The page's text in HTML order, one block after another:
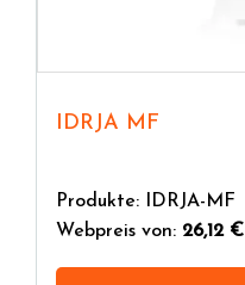
IDRJA MF
Produkte: IDRJA-MF
Webpreis von: 26,12 €